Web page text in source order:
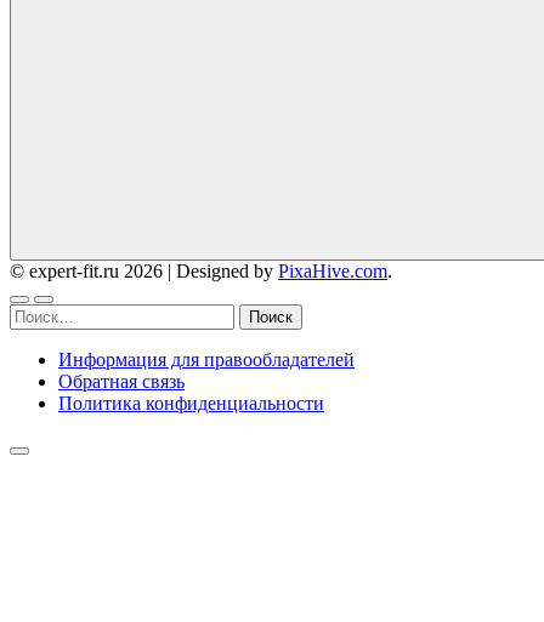
© expert-fit.ru 2026 | Designed by PixaHive.com.
Найти:
Информация для правообладателей
Обратная связь
Политика конфиденциальности